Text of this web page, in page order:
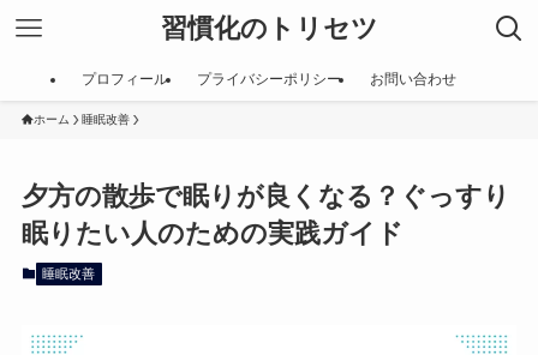
習慣化のトリセツ
プロフィール プライバシーポリシー お問い合わせ
ホーム 睡眠改善
夕方の散歩で眠りが良くなる？ぐっすり
眠りたい人のための実践ガイド
睡眠改善